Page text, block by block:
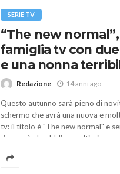
SERIE TV
“The new
famiglia tv con
e una nonna
Redazione 14 anni ago
Questo autunno sarà pieno di
schermo che avrà una nuova e
tv: il titolo è "The new normal" e
riserverà al pubblico moltissime e